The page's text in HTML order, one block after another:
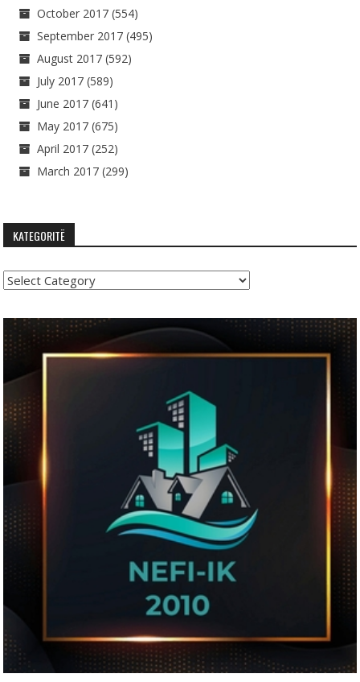
October 2017 (554)
September 2017 (495)
August 2017 (592)
July 2017 (589)
June 2017 (641)
May 2017 (675)
April 2017 (252)
March 2017 (299)
KATEGORITË
Kategoritë